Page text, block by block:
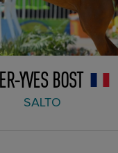
YVES BOST
SALTO